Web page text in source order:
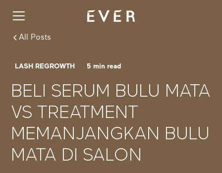
All Posts
LASH REGROWTH 5 min read
BELI SERUM BULU MATA
VS TREATMENT
MEMANJANGKAN BULU
MATA DI SALON